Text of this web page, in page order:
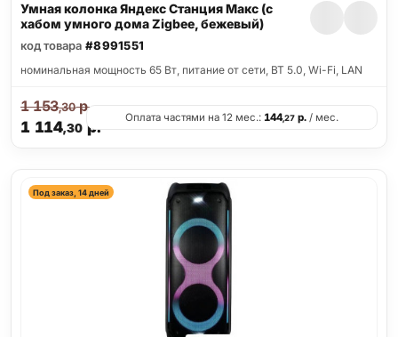
Умная колонка Яндекс Станция Макс (с
хабом умного дома Zigbee, бежевый)
код товара #8991551
номинальная мощность 65 Вт, питание от сети, BT 5.0, Wi-Fi, LAN
1 114,30 р.
1 153,30р.
Оплата частями на 12 мес.: 144,27р./ мес.
Под заказ, 14 дней